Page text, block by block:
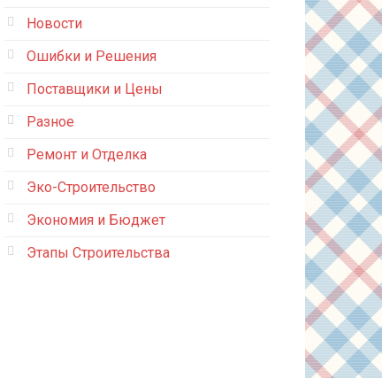
Новости
Ошибки и Решения
Поставщики и Цены
Разное
Ремонт и Отделка
Эко-Строительство
Экономия и Бюджет
Этапы Строительства